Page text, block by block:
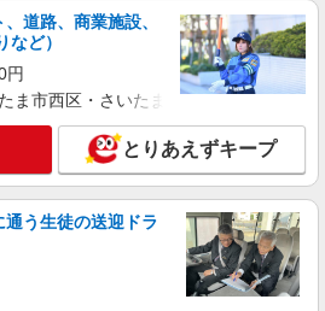
時給1250円 ◆前払い・日払い・週払いOK
郡山市
詳細を見る
メインで負担少なめ＊障がい者デイサ
1350円〜2062円 ＜日払い有/週払い有/交
道路、商業施設、
ど）
円
ま市西区・さいたま市岩槻区・久喜市・
とりあえずキープ
う生徒の送迎ドラ